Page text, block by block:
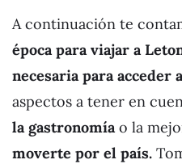
A continuación te
época para viajar a
necesaria para acceder
aspectos a tener en
la gastronomíao la
moverte por el país.